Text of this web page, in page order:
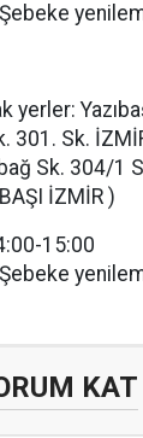
yerler:
301. Sk.
Sk. 304/1
İZMİR )
15:00
KAT